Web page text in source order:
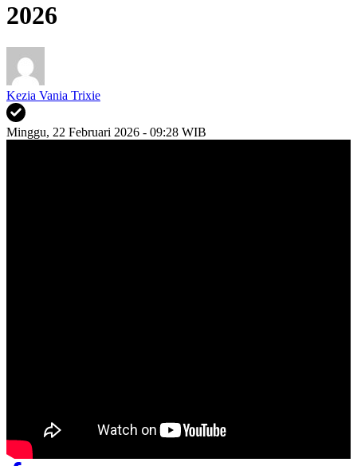
2026
Kezia Vania Trixie
Minggu, 22 Februari 2026 - 09:28 WIB